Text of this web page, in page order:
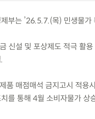
부는 ’26.5.7.(목) 민생물
신설 및 포상제도 적극 활
품 매점매석 금지고시 적용
를 통해 4월 소비자물가 상